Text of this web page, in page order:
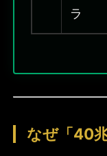
ラ
なぜ「40